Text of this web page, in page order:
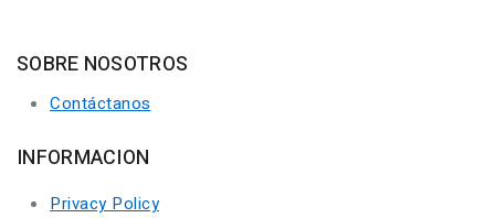
SOBRE NOSOTROS
Contáctanos
INFORMACION
Privacy Policy